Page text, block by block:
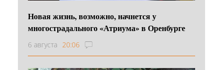
Новая жизнь, возможно, начнется у
многострадального «Атриума» в Оренбурге
6 августа 20:06